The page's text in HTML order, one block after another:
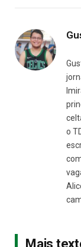
o
Mais